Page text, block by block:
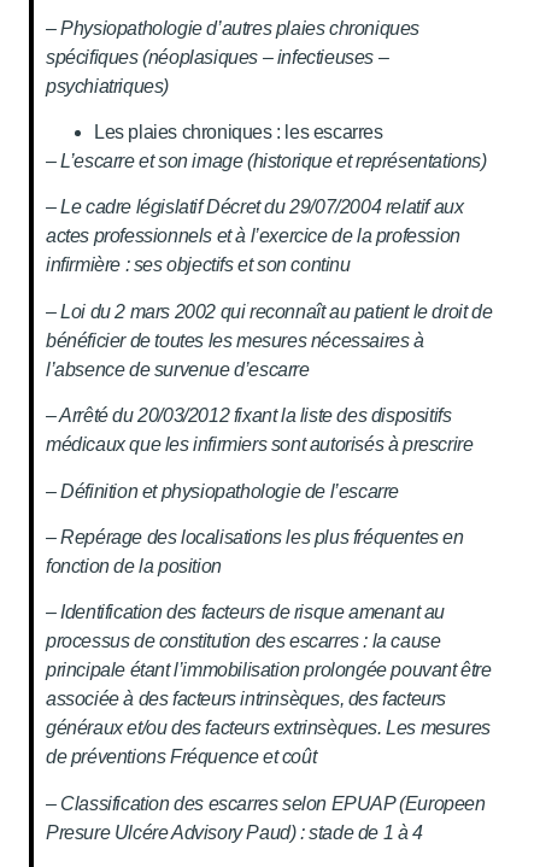
– Physiopathologie d’autres plaies chroniques
spécifiques (néoplasiques – infectieuses –
psychiatriques)
Les plaies chroniques : les escarres
– L’escarre et son image (historique et représentations)
– Le cadre législatif Décret du 29/07/2004 relatif aux
actes professionnels et à l’exercice de la profession
infirmière : ses objectifs et son continu
– Loi du 2 mars 2002 qui reconnaît au patient le droit de
bénéficier de toutes les mesures nécessaires à
l’absence de survenue d’escarre
– Arrêté du 20/03/2012 fixant la liste des dispositifs
médicaux que les infirmiers sont autorisés à prescrire
– Définition et physiopathologie de l’escarre
– Repérage des localisations les plus fréquentes en
fonction de la position
– Identification des facteurs de risque amenant au
processus de constitution des escarres : la cause
principale étant l’immobilisation prolongée pouvant être
associée à des facteurs intrinsèques, des facteurs
généraux et/ou des facteurs extrinsèques. Les mesures
de préventions Fréquence et coût
– Classification des escarres selon EPUAP (Europeen
Presure Ulcére Advisory Paud) : stade de 1 à 4